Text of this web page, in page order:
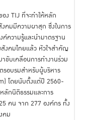
ง TIJ ที่จะทำให้หลัก
งคมมีความผาสุก ซึ่งในการ
ความรู้และนำมาตรฐาน
งคมไทยแล้ว หัวใจสำคัญ
ขับเคลื่อนการทำงานร่วม
อบรมสำหรับผู้บริหาร
โดยนับตั้งแต่ปี 2560-
ลักนิติธรรมและการ
คน จาก 277 องค์กร ทั้ง
คม